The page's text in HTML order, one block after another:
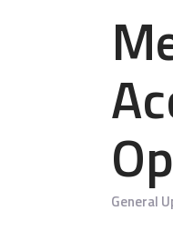
General